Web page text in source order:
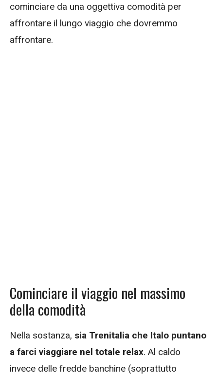
cominciare da una oggettiva comodità per
affrontare il lungo viaggio che dovremmo
affrontare.
Cominciare il viaggio nel massimo
della comodità
Nella sostanza, sia Trenitalia che Italo puntano
a farci viaggiare nel totale relax. Al caldo
invece delle fredde banchine (soprattutto